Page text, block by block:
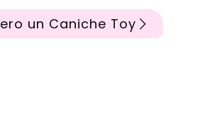
un Caniche Toy